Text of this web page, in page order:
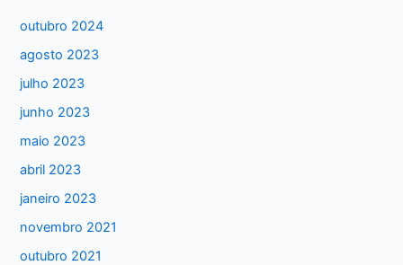
a
r
p
o
r
:
outubro 2024
agosto 2023
julho 2023
junho 2023
maio 2023
abril 2023
janeiro 2023
novembro 2021
outubro 2021